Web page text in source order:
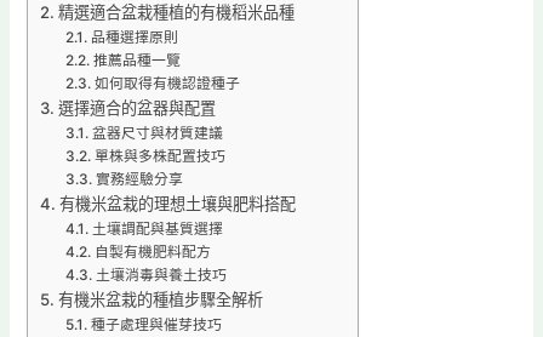
精選適合盆栽種植的有機稻米品種
品種選擇原則
推薦品種一覽
如何取得有機認證種子
選擇適合的盆器與配置
盆器尺寸與材質建議
單株與多株配置技巧
實務經驗分享
有機米盆栽的理想土壤與肥料搭配
土壤調配與基質選擇
自製有機肥料配方
土壤消毒與養土技巧
有機米盆栽的種植步驟全解析
種子處理與催芽技巧